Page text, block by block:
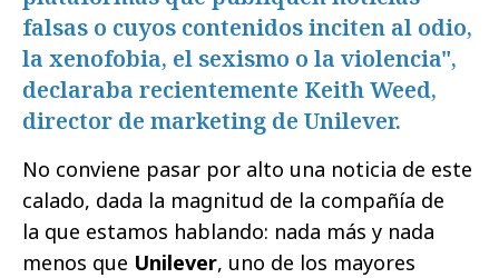
falsas o cuyos contenidos inciten al odio,
la xenofobia, el sexismo o la violencia",
declaraba recientemente Keith Weed,
director de marketing de Unilever.
No conviene pasar por alto una noticia de este
calado, dada la magnitud de la compañía de
la que estamos hablando: nada más y nada
menos que Unilever, uno de los mayores